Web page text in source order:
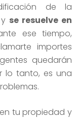
de la
se resuelve en
ese tiempo,
importes
quedarán
lo tanto, es una
tu propiedad y